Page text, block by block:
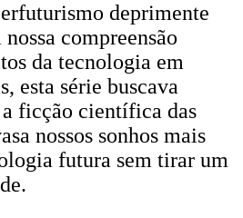
deprimente
compreensão
da tecnologia em
esta série buscava
ficção científica das
nossos sonhos mais
futura sem tirar um